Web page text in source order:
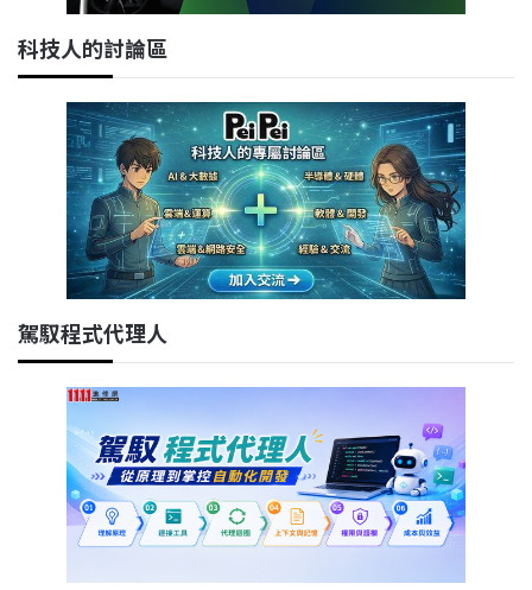
科技人的討論區
駕馭程式代理人